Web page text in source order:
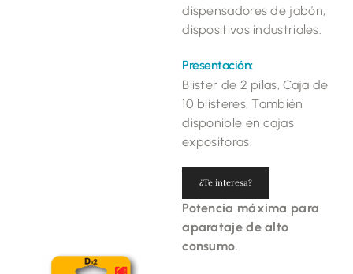
dispensadores de jabón,
dispositivos industriales.
Presentación:
Blister de 2 pilas, Caja de
10 blísteres, También
disponible en cajas
expositoras.
¿Te interesa?
Potencia máxima para
aparataje de alto
consumo.